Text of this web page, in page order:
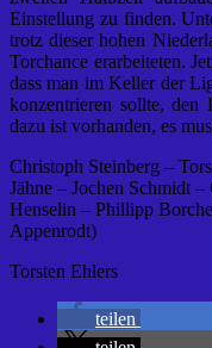
Einstellung zu finden.
trotz dieser hohen
Torchance erarbeiteten.
dass man im Keller der
konzentrieren sollte, den
dazu ist vorhanden, es
Christoph Steinberg –
Jähne – Jochen Schmidt
Henselin – Phillipp
Appenrodt)
Torsten Ehlers
teilen